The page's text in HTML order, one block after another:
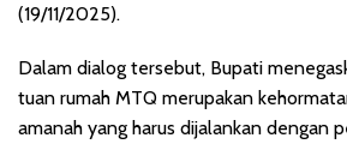
(19/11/2025).
Dalam dialog tersebut, Bupati
tuan rumah MTQ merupakan
amanah yang harus dijalankan dengan